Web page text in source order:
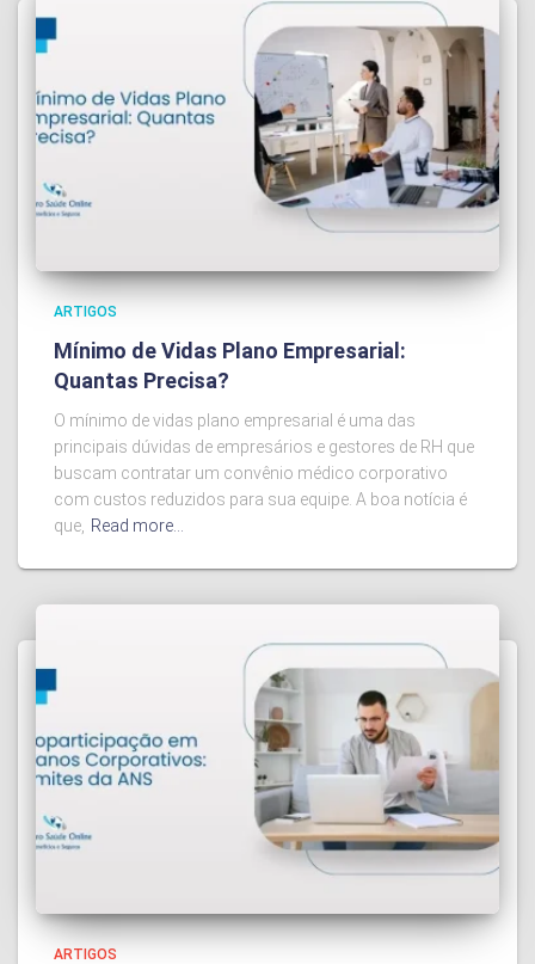
ARTIGOS
Mínimo de Vidas Plano Empresarial:
Quantas Precisa?
O mínimo de vidas plano empresarial é uma das
principais dúvidas de empresários e gestores de RH que
buscam contratar um convênio médico corporativo
com custos reduzidos para sua equipe. A boa notícia é
que, Read more…
ARTIGOS